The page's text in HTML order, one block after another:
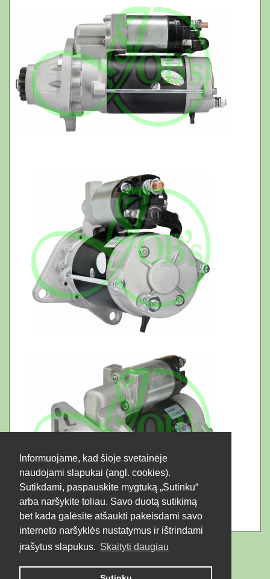
Informuojame, kad šioje svetainėje
naudojami slapukai (angl. cookies).
Sutikdami, paspauskite mygtuką „Sutinku“
arba naršykite toliau. Savo duotą sutikimą
bet kada galėsite atšaukti pakeisdami savo
interneto naršyklės nustatymus ir ištrindami
įrašytus slapukus. Skaityti daugiau